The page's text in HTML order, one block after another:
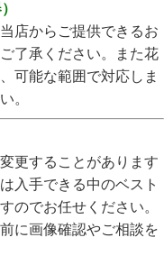
店からご提供できるお
了承ください。また花
可能な範囲で対応しま
。
更することがあります
入手できる中のベスト
のでお任せください。
に画像確認やご相談を